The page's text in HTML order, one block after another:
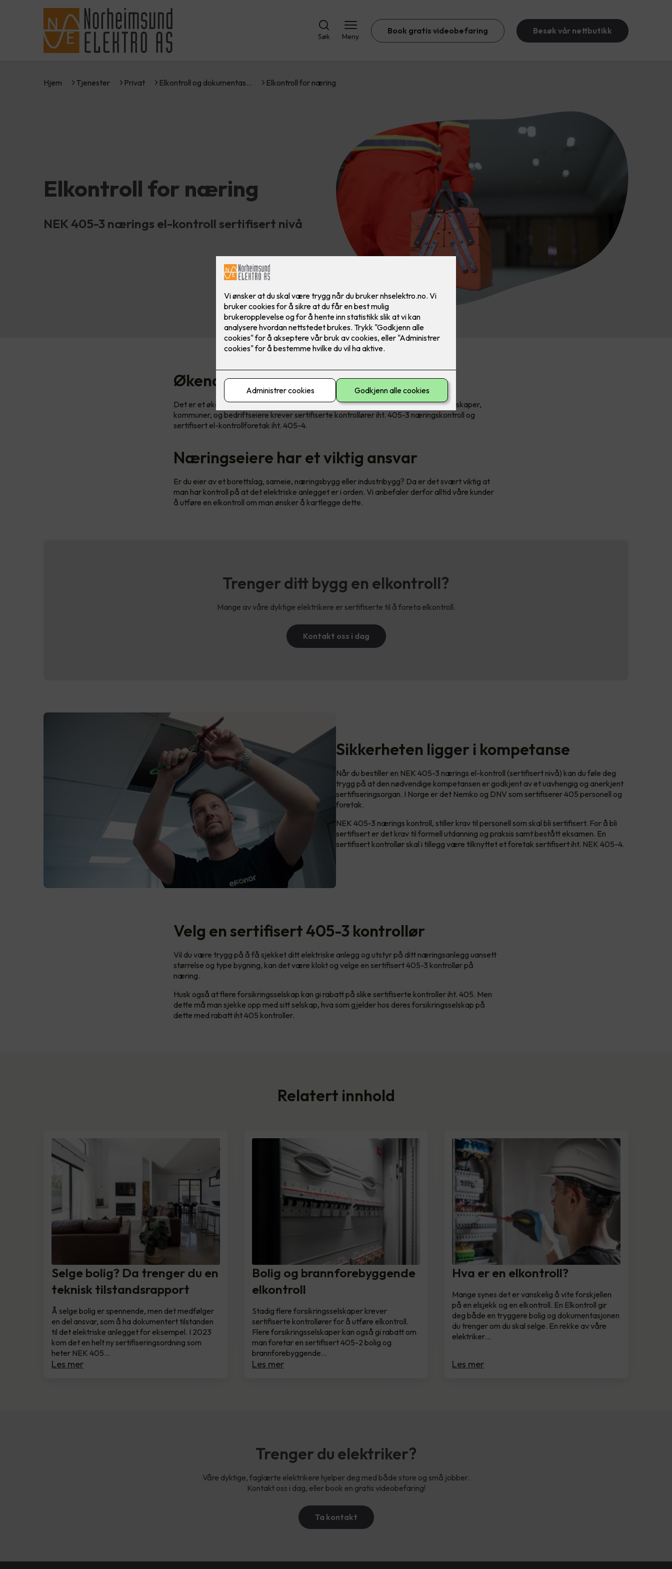
Søk Meny
Book gratis videobefaring Besøk vår nettbutikk
Hjem Tjenester Privat Elkontroll og dokumentas… Elkontroll for næring
Elkontroll for næring
NEK 405-3 nærings el-kontroll sertifisert nivå
Økende krav om sertifiseringer
Det er et økende krav til å dokumentere kompetanse, og stadig flere forsikringsselskaper,
kommuner, og bedriftseiere krever sertifiserte kontrollører iht. 405-3 næringskontroll og
sertifisert el-kontrollforetak iht. 405-4.
Næringseiere har et viktig ansvar
Er du eier av et borettslag, sameie, næringsbygg eller industribygg? Da er det svært viktig at
man har kontroll på at det elektriske anlegget er i orden. Vi anbefaler derfor alltid våre kunder
å utføre en elkontroll om man ønsker å kartlegge dette.
Trenger ditt bygg en elkontroll?
Mange av våre dyktige elektrikere er sertifiserte til å foreta elkontroll.
Kontakt oss i dag
Sikkerheten ligger i kompetanse
Når du bestiller en NEK 405-3 nærings el-kontroll (sertifisert nivå) kan du føle deg
trygg på at den nødvendige kompetansen er godkjent av et uavhengig og anerkjent
sertifiseringsorgan. I Norge er det Nemko og DNV som sertifiserer 405 personell og
foretak.
NEK 405-3 nærings kontroll, stiller krav til personell som skal bli sertifisert. For å bli
sertifisert er det krav til formell utdanning og praksis samt bestått eksamen. En
sertifisert kontrollør skal i tillegg være tilknyttet et foretak sertifisert iht. NEK 405-4.
Velg en sertifisert 405-3 kontrollør
Vil du være trygg på å få sjekket ditt elektriske anlegg og utstyr på ditt næringsanlegg uansett
størrelse og type bygning, kan det være klokt og velge en sertifisert 405-3 kontrollør på
næring.
Husk også at flere forsikringsselskap kan gi rabatt på slike sertifiserte kontroller iht. 405. Men
dette må man sjekke opp med sitt selskap, hva som gjelder hos deres forsikringsselskap på
dette med rabatt iht 405 kontroller.
Relatert innhold
Selge bolig? Da trenger du en
teknisk tilstandsrapport
Å selge bolig er spennende, men det medfølger
en del ansvar, som å ha dokumentert tilstanden
til det elektriske anlegget for eksempel. I 2023
kom det en helt ny sertifiseringsordning som
heter NEK 405…
Les mer
Bolig og brannforebyggende
elkontroll
Stadig flere forsikringsselskaper krever
sertifiserte kontrollører for å utføre elkontroll.
Flere forsikringsselskaper kan også gi rabatt om
man foretar en sertifisert 405-2 bolig og
brannforebyggende…
Les mer
Hva er en elkontroll?
Mange synes det er vanskelig å vite forskjellen
på en elsjekk og en elkontroll. En Elkontroll gir
deg både en tryggere bolig og dokumentasjonen
du trenger om du skal selge. En rekke av våre
elektriker…
Les mer
Trenger du elektriker?
Våre dyktige, faglærte elektrikere hjelper deg med både store og små jobber.
Kontakt oss i dag, eller book en gratis videobefaring!
Ta kontakt